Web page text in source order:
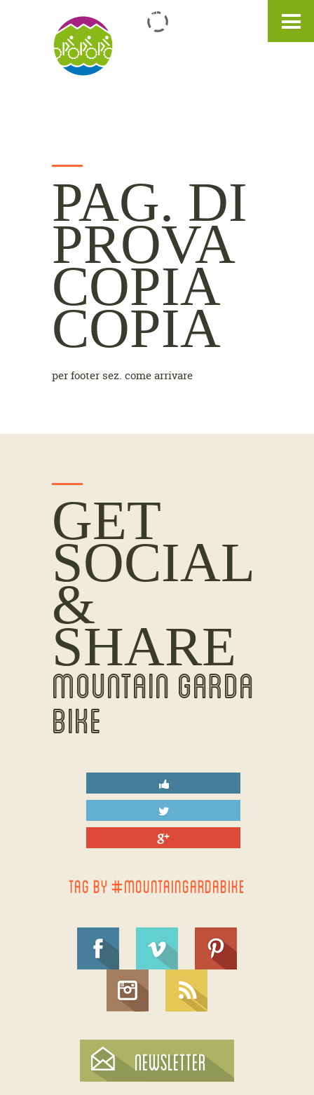
EN
PAG. DI
PROVA
COPIA
COPIA
per footer sez. come arrivare
GET
SOCIAL
&
SHARE
MOUNTAIN GARDA
BIKE
TAG BY #MOUNTAINGARDABIKE